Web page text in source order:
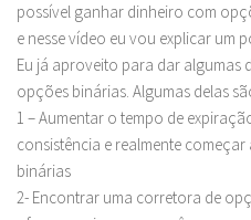
possível ganhar dinheiro com
e nesse vídeo eu vou explicar um
Eu já aproveito para dar algumas
opções binárias. Algumas delas
1 – Aumentar o tempo de
consistência e realmente
binárias
2- Encontrar uma corretora de